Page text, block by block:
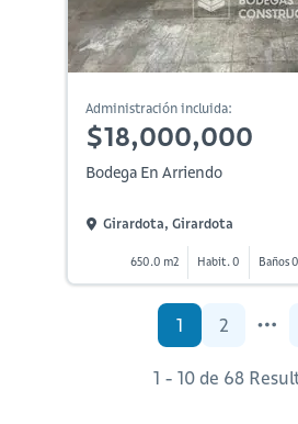
Administración incluida:
$18,000,000
Bodega En Arriendo
Girardota, Girardota
650.0 m2 Habit. 0 Baños 0
1 2
1 - 10 de 68